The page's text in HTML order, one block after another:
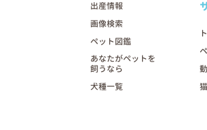
出産情報
画像検索
ペット図鑑
あなたがペットを
飼うなら
犬種一覧